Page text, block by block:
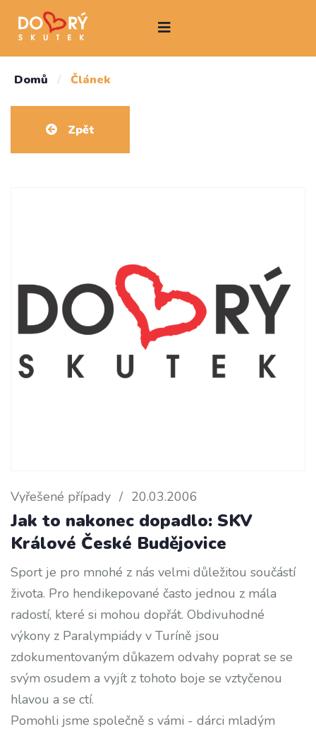
Domů / Článek
Zpět
Vyřešené případy / 20.03.2006
Jak to nakonec dopadlo: SKV
Králové České Budějovice
Sport je pro mnohé z nás velmi důležitou součástí
života. Pro hendikepované často jednou z mála
radostí, které si mohou dopřát. Obdivuhodné
výkony z Paralympiády v Turíně jsou
zdokumentovaným důkazem odvahy poprat se se
svým osudem a vyjít z tohoto boje se vztyčenou
hlavou a se ctí.
Pomohli jsme společně s vámi - dárci mladým